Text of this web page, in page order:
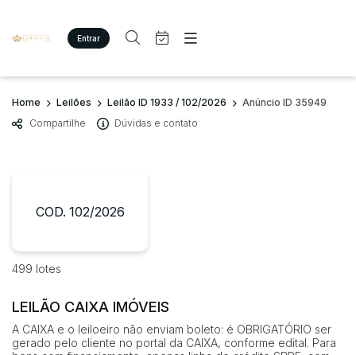
Entrar
Criar conta Entrar
Site
Agenda
Quem Somos
Diversos
Imóveis
Apartamento/Casa
Busca por palavra-chave
Bairro
Judiciais Extrajudiciais
Faixa de valor
R$ R$
Quem Somos
Home Leilões Leilão ID 1933 / 102/2026
Anúncio ID 35949
Compartilhe
Dúvidas e contato
COD. 102/2026
499 lotes
LEILÃO CAIXA IMÓVEIS
A CAIXA e o leiloeiro não enviam boleto: é OBRIGATÓRIO ser
gerado pelo cliente no portal da CAIXA, conforme edital. Para